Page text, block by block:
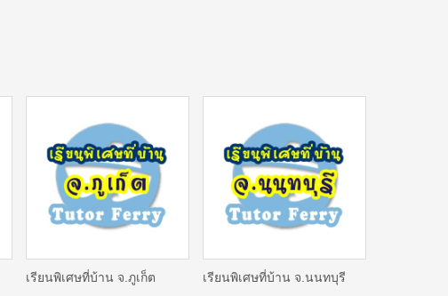
เรียนพิเศษที่บ้าน จ.ภูเก็ต เรียนพิเศษที่บ้าน จ.นนทบุรี